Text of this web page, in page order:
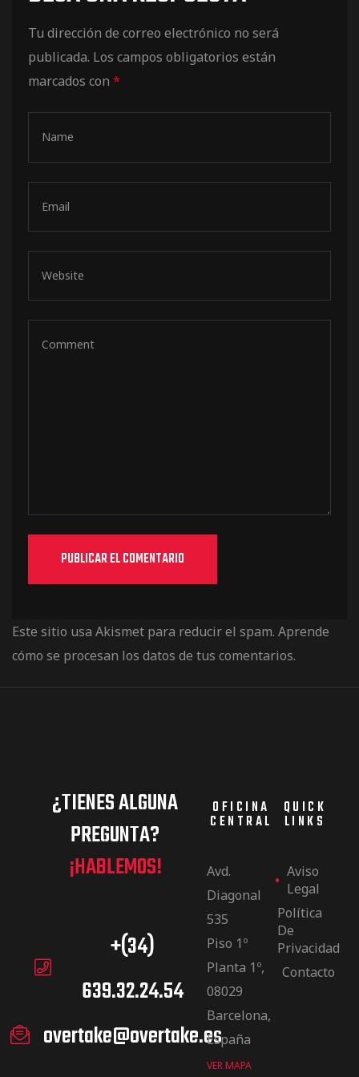
Tu dirección de correo electrónico no será
publicada. Los campos obligatorios están
marcados con *
Este sitio usa Akismet para reducir el spam. Aprende
cómo se procesan los datos de tus comentarios.
¿TIENES ALGUNA
PREGUNTA?
¡HABLEMOS!
+(34)
639.32.24.54
overtake@overtake.es
OFICINA
CENTRAL
Avd.
Diagonal
535
Piso 1º
Planta 1º,
08029
Barcelona,
España
VER MAPA
QUICK
LINKS
Aviso
Legal
Política
De
Privacidad
Contacto